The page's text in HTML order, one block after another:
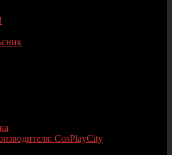
CosPlayCity